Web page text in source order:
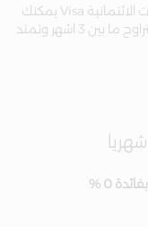
مع برنامج تقسيط المشتريات من خلال البطاقات الائتمانية Visa يمكنك
تقسيط المشتريات على فترات مريحة وميسرة تتراوح ما بين 3 اشهر وتمتد
0 %